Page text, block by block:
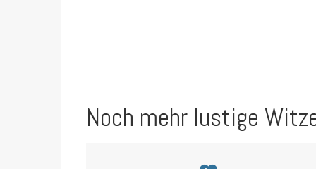
Noch mehr lustige